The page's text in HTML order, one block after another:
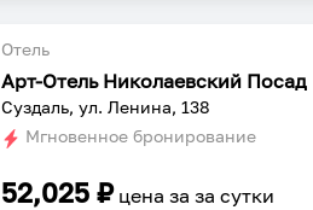
Отель
Арт-Отель Николаевский Посад
Суздаль, ул. Ленина, 138
Мгновенное бронирование
52,025 ₽ цена заза сутки